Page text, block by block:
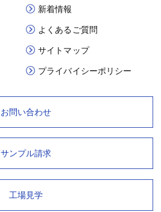
新着情報
よくあるご質問
サイトマップ
プライバイシーポリシー
お問い合わせ
サンプル請求
工場見学